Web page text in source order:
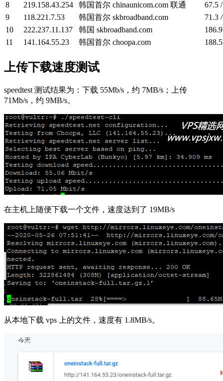
8 219.158.43.254 韩国首尔 chinaunicom.com 联通
67.5
9
118.221.7.53 韩国首尔 skbroadband.com
71.3
10
222.237.11.137 韩国 skbroadband.com
11
141.164.55.23 韩国首尔 choopa.com
上传下载速度测试
speedtest 测试结果为：下载 55Mb/s，约 7MB/s；上传
71Mb/s，约 9MB/s。
在主机上随便下载一个文件，速度达到了 19MB/s
从本地下载 vps 上的文件，速度有 1.8MB/s。